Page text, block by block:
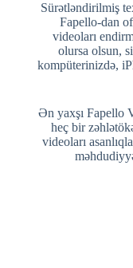
Sürətləndirilmiş
Fapello-dan
videoları
olursa olsun,
kompüterinizdə,
Ən yaxşı Fapello
heç bir
videoları